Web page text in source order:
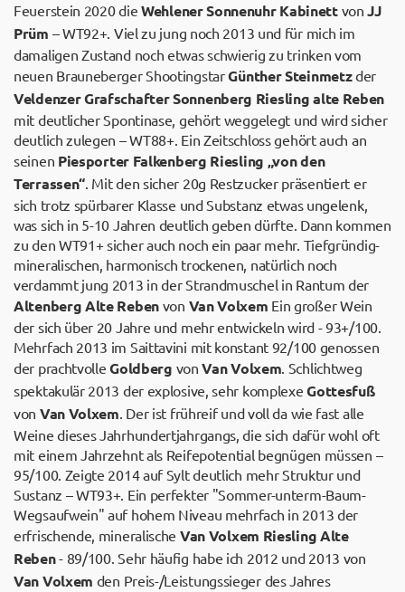
Feuerstein 2020 die Wehlener Sonnenuhr KabinettvonJJ
Prüm – WT92+. Viel zu jung noch 2013 und für mich im
damaligen Zustand noch etwas schwierig zu trinken vom
neuen Brauneberger ShootingstarGünther Steinmetzder
Veldenzer Grafschafter Sonnenberg Riesling alte Reben
mit deutlicher Spontinase, gehört weggelegt und wird sicher
deutlich zulegen – WT88+. Ein Zeitschloss gehört auch an
seinen Piesporter Falkenberg Riesling „von den
Terrassen“. Mit den sicher 20g Restzucker präsentiert er
sich trotz spürbarer Klasse und Substanz etwas ungelenk,
was sich in 5-10 Jahren deutlich geben dürfte. Dann kommen
zu den WT91+ sicher auch noch ein paar mehr. Tiefgründig-
mineralischen, harmonisch trockenen, natürlich noch
verdammt jung 2013 in der Strandmuschel in Rantum der
Altenberg Alte Reben von Van Volxem Ein großer Wein
der sich über 20 Jahre und mehr entwickeln wird - 93+/100.
Mehrfach 2013 im Saittavini mit konstant 92/100 genossen
der prachtvolleGoldberg vonVan Volxem. Schlichtweg
spektakulär 2013 der explosive, sehr komplexeGottesfuß
von Van Volxem. Der ist frühreif und voll da wie fast alle
Weine dieses Jahrhundertjahrgangs, die sich dafür wohl oft
mit einem Jahrzehnt als Reifepotential begnügen müssen –
95/100. Zeigte 2014 auf Sylt deutlich mehr Struktur und
Sustanz – WT93+. Ein perfekter "Sommer-unterm-Baum-
Wegsaufwein" auf hohem Niveau mehrfach in 2013 der
erfrischende, mineralische Van Volxem Riesling Alte
Reben- 89/100. Sehr häufig habe ich 2012 und 2013 von
Van Volxem den Preis-/Leistungssieger des Jahres